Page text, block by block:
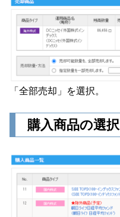
「全部売却」を選択。
購入商品の選択